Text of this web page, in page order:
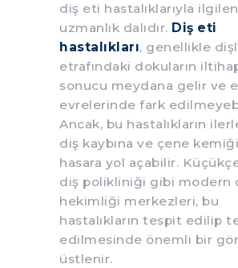
diş eti hastalıklarıyla
uzmanlık dalıdır. Diş eti
hastalıkları, genellikle
etrafındaki dokuların
sonucu meydana gelir ve
evrelerinde fark
Ancak, bu hastalıkların
diş kaybına ve çene
hasara yol açabilir.
diş polikliniği gibi modern
hekimliği merkezleri, bu
hastalıkların tespit edilip
edilmesinde önemli bir
üstlenir.